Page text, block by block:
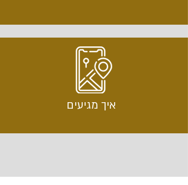
איך מגיעים